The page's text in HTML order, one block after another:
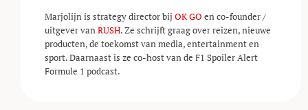
Marjolijn is strategy director bij OK GO en co-founder /
uitgever vanRUSH. Ze schrijft graag over reizen, nieuwe
producten, de toekomst van media, entertainment en
sport. Daarnaast is ze co-host van de F1 Spoiler Alert
Formule 1 podcast.